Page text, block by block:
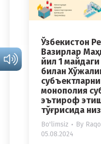
Ўзбекистон
Вазирлар
йил 1
билан
монополия
эътироф
тўғрисида
Bo'limsiz By
05.08.2024